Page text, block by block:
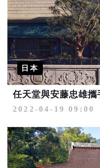
日本
2022-04-19 09:00